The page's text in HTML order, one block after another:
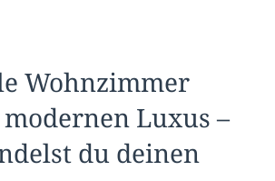
Wohnzimmer
Luxus –
du deinen